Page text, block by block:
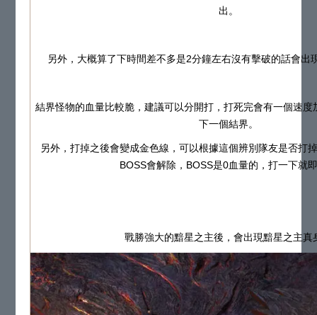
出。
另外，大概算了下時間差不多是2分鐘左右沒有擊破的話會出
結界怪物的血量比較脆，建議可以分開打，打死完會有一個速度
下一個結界。
另外，打掉之後會變成金色線，可以根據這個辨別隊友是否打
BOSS會解除，BOSS是0血量的，打一下就
戰勝強大的黯星之主後，會出現黯星之主真